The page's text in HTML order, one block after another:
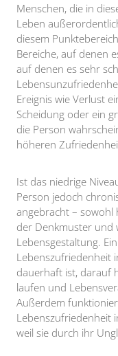
Menschen, die in
Leben
diesem
Bereiche, auf denen
auf denen es sehr
Ereignis wie Verlust
Scheidung oder ein
die Person
höheren
Ist das niedrige
Person jedoch
angebracht – sowohl
der Denkmuster und
Lebensgestaltung.
Lebenszufriedenheit
dauerhaft ist, darauf
laufen und
Außerdem
Lebenszufriedenheit
weil sie durch ihr